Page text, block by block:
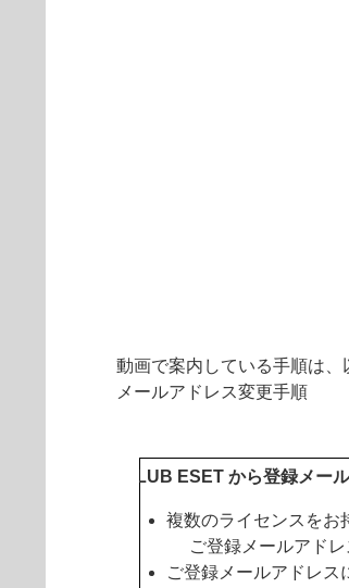
動画で案内している手順は、
メールアドレス変更手順
CLUB ESET から登録メー
複数のライセンスをお
ご登録メールアド
ご登録メールアドレス